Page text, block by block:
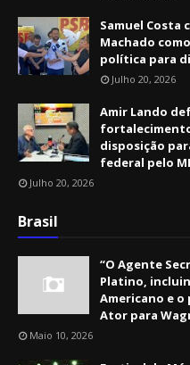
Samuel Costa
Machado
política para
Julho 20, 2026
Amir Lando
disposição
federal pelo
Julho 20, 2026
Brasil
“O Agente
Platino,
Americano e
Ator para
Maio 10, 2026